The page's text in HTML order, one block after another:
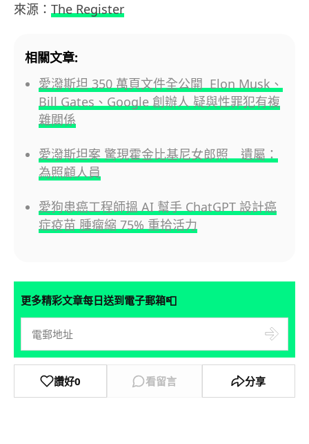
來源： The Register
相關文章:
愛潑斯坦 350 萬頁文件全公開 Elon Musk、
Bill Gates、Google 創辦人 疑與性罪犯有複
雜關係
愛潑斯坦案 驚現霍金比基尼女郎照 遺屬：
為照顧人員
愛狗患癌工程師搵 AI 幫手 ChatGPT 設計癌
症疫苗 腫瘤縮 75% 重拾活力
更多精彩文章每日送到電子郵箱📮
讚好0 看留言 分享